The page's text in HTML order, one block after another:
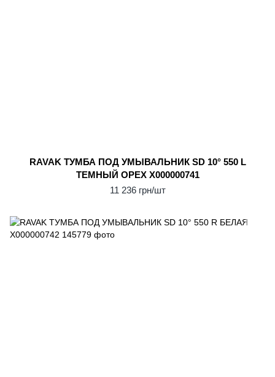
RAVAK ТУМБА ПОД УМЫВАЛЬНИК SD 10° 550 L
ТЕМНЫЙ ОРЕХ X000000741
11 236 грн/шт